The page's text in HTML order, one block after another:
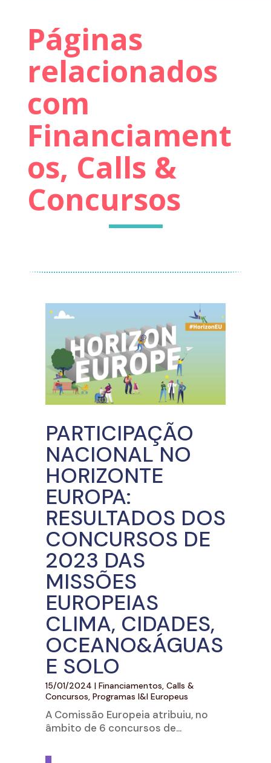
Páginas
relacionados
com
Financiament
os, Calls &
Concursos
PARTICIPAÇÃO
NACIONAL NO
HORIZONTE
EUROPA:
RESULTADOS DOS
CONCURSOS DE
2023 DAS
MISSÕES
EUROPEIAS
CLIMA, CIDADES,
OCEANO&ÁGUAS
E SOLO
15/01/2024 | Financiamentos, Calls &
Concursos, Programas I&I Europeus
A Comissão Europeia atribuiu, no
âmbito de 6 concursos de...